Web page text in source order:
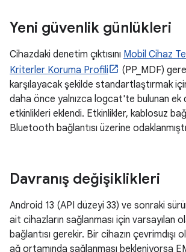
Yeni güvenlik günlükleri
Cihazdaki denetim çıktısını Mobil Cihaz
Kriterler Koruma Profili
(PP_MDF)
karşılayacak şekilde standartlaştırmak
daha önce yalnızca logcat'te bulunan ek
etkinlikleri eklendi. Etkinlikler, kablosuz
Bluetooth bağlantısı üzerine
Davranış değişiklikleri
Android 13 (API düzeyi 33) ve sonraki
ait cihazların sağlanması için varsayılan
bağlantısı gerekir. Bir cihazın çevrimdışı
ağ ortamında sağlanması bekleniyorsa